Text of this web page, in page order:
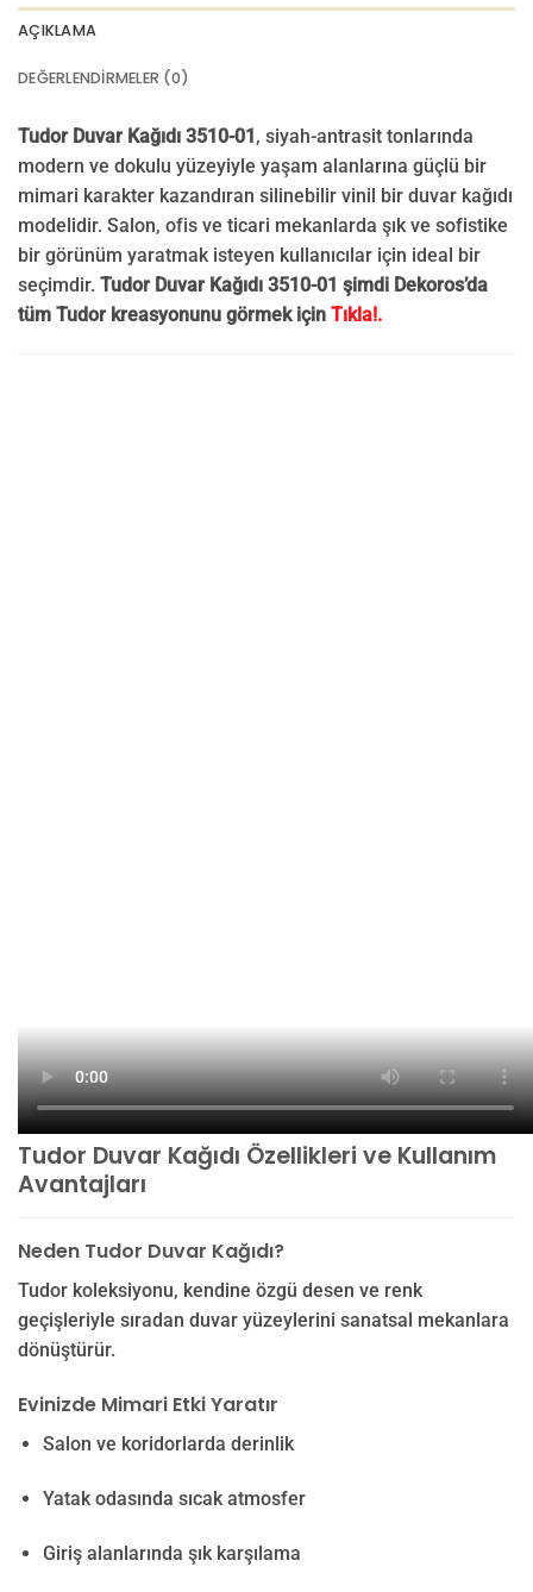
AÇIKLAMA
DEĞERLENDIRMELER (0)
Tudor Duvar Kağıdı 3510-01, siyah-antrasit tonlarında
modern ve dokulu yüzeyiyle yaşam alanlarına güçlü bir
mimari karakter kazandıran silinebilir vinil bir duvar kağıdı
modelidir. Salon, ofis ve ticari mekanlarda şık ve sofistike
bir görünüm yaratmak isteyen kullanıcılar için ideal bir
seçimdir. Tudor Duvar Kağıdı 3510-01 şimdi Dekoros’da
tüm Tudor kreasyonunu görmek için Tıkla!.
Tudor Duvar Kağıdı Özellikleri ve Kullanım
Avantajları
Neden Tudor Duvar Kağıdı?
Tudor koleksiyonu, kendine özgü desen ve renk
geçişleriyle sıradan duvar yüzeylerini sanatsal mekanlara
dönüştürür.
Evinizde Mimari Etki Yaratır
Salon ve koridorlarda derinlik
Yatak odasında sıcak atmosfer
Giriş alanlarında şık karşılama